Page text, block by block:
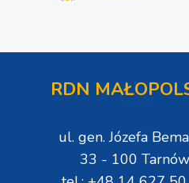
RDN
ul. gen. Józefa
33 - 100 Tarnów